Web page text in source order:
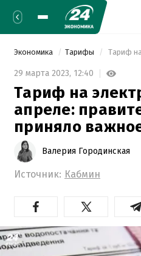
Экономика Тарифы
29 марта 2023, 12:40
Тариф на
апреле:
приняло
Валерия Городинская
Источник: Кабмин